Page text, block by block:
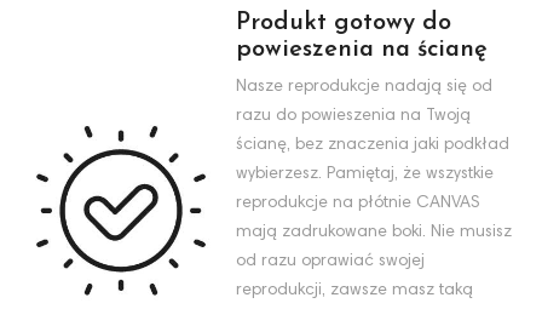
Produkt gotowy do
powieszenia na ścianę
Nasze reprodukcje nadają się od
razu do powieszenia na Twoją
ścianę, bez znaczenia jaki podkład
wybierzesz. Pamiętaj, że wszystkie
reprodukcje na płótnie CANVAS
mają zadrukowane boki. Nie musisz
od razu oprawiać swojej
reprodukcji, zawsze masz taką